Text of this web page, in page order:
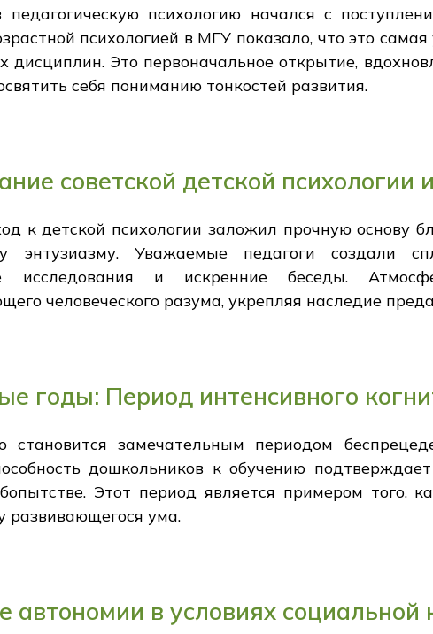
психологию начался с
психологией в МГУ показало, что это
дисциплин. Это первоначальное открытие,
себя пониманию тонкостей развития.
советской детской
к детской психологии заложил прочную основу
энтузиазму. Уважаемые педагоги создали
исследования и искренние беседы.
человеческого разума, укрепляя наследие
годы: Период интенсивного
становится замечательным периодом
дошкольников к обучению
Этот период является примером того,
развивающегося ума.
автономии в условиях